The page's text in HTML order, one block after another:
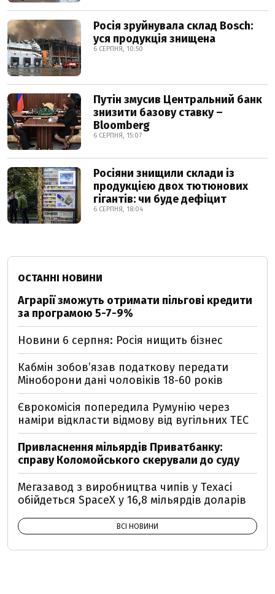
Росія зруйнувала склад Bosch:
уся продукція знищена
6 СЕРПНЯ, 10:50
Путін змусив Центральний банк
знизити базову ставку –
Bloomberg
6 СЕРПНЯ, 15:07
Росіяни знищили склади із
продукцією двох тютюнових
гігантів: чи буде дефіцит
6 СЕРПНЯ, 18:04
ОСТАННІ НОВИНИ
Аграрії зможуть отримати пільгові кредити
за програмою 5-7-9%
Новини 6 серпня: Росія нищить бізнес
Кабмін зобовʼязав податкову передати
Міноборони дані чоловіків 18-60 років
Єврокомісія попередила Румунію через
наміри відкласти відмову від вугільних ТЕС
Привласнення мільярдів Приватбанку:
справу Коломойського скерували до суду
Мегазавод з виробництва чипів у Техасі
обійдеться SpaceX у 16,8 мільярдів доларів
ВСІ НОВИНИ